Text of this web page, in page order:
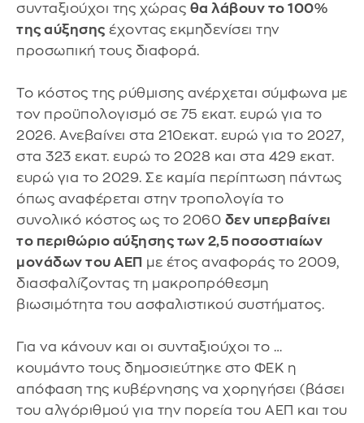
συνταξιούχοι της χώρας θα λάβουν το 100%
της αύξησης έχοντας εκμηδενίσει την
προσωπική τους διαφορά.
Το κόστος της ρύθμισης ανέρχεται σύμφωνα με
τον προϋπολογισμό σε 75 εκατ. ευρώ για το
2026. Ανεβαίνει στα 210εκατ. ευρώ για το 2027,
στα 323 εκατ. ευρώ το 2028 και στα 429 εκατ.
ευρώ για το 2029. Σε καμία περίπτωση πάντως
όπως αναφέρεται στην τροπολογία το
συνολικό κόστος ως το 2060 δεν υπερβαίνει
το περιθώριο αύξησης των 2,5 ποσοστιαίων
μονάδων του ΑΕΠ με έτος αναφοράς το 2009,
διασφαλίζοντας τη μακροπρόθεσμη
βιωσιμότητα του ασφαλιστικού συστήματος.
Για να κάνουν και οι συνταξιούχοι το …
κουμάντο τους δημοσιεύτηκε στο ΦΕΚ η
απόφαση της κυβέρνησης να χορηγήσει (βάσει
του αλγόριθμού για την πορεία του ΑΕΠ και του